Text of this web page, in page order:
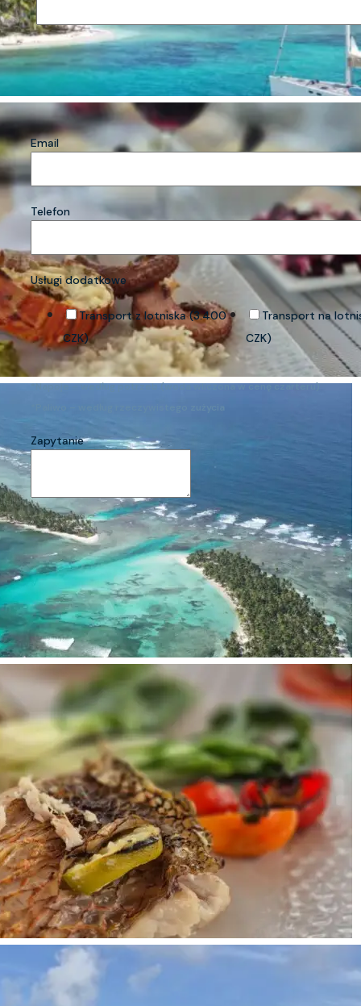
Email
Telefon
Usługi dodatkowe
Transport z lotniska (3.400
CZK)
Transport na
CZK)
*Napoje – według potrzeb (woda wliczona w cenę czarteru)
Zapytanie